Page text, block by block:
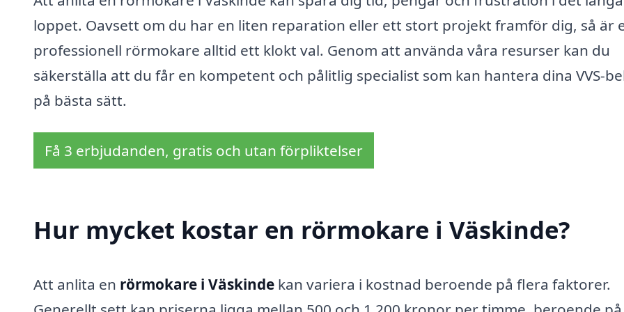
loppet. Oavsett om du har en liten reparation eller ett stort projekt framför dig, så är
professionell rörmokare alltid ett klokt val. Genom att använda våra resurser kan du
säkerställa att du får en kompetent och pålitlig specialist som kan hantera dina VVS-
på bästa sätt.
Få 3 erbjudanden, gratis och utan förpliktelser
Hur mycket kostar en rörmokare i Väskinde?
Att anlita en rörmokare i Väskinde kan variera i kostnad beroende på flera faktorer.